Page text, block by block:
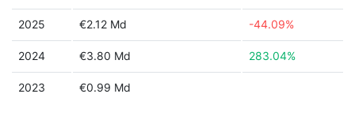
2025 €2.12 Md -44.09%
2024 €3.80 Md 283.04%
2023 €0.99 Md